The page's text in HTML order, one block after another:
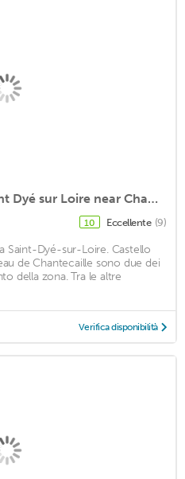
Modern apartment in Saint Dyé sur Loire near Chambord comfort + bikes
10 Eccellente (9)
Saint-Dyé-sur-Loire. Castello
de Chantecaille sono due dei
della zona. Tra le altre
Verifica disponibilità